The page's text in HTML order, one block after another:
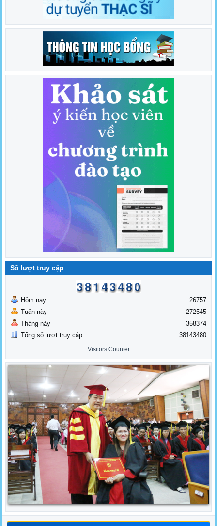
Số lượt truy cập
Hôm nay
Tuần này
Tháng này
Tổng số lượt truy cập
26757
272545
358374
38143480
Visitors Counter